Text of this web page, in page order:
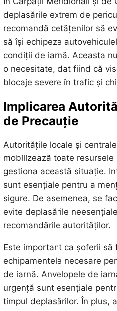
deplasările extrem de
recomandă cetățenilor să
să își echipeze
condiții de iarnă. Aceasta
o necesitate, dat fiind că
blocaje severe în trafic și
Implicarea
de Precauție
Autoritățile locale și
mobilizează toate resursele
gestiona această situație.
sunt esențiale pentru a
sigure. De asemenea, se
evite deplasările
recomandările autorităților.
Este important ca șoferii să
echipamentele necesare
de iarnă. Anvelopele de
urgență sunt esențiale
timpul deplasărilor. În plus,